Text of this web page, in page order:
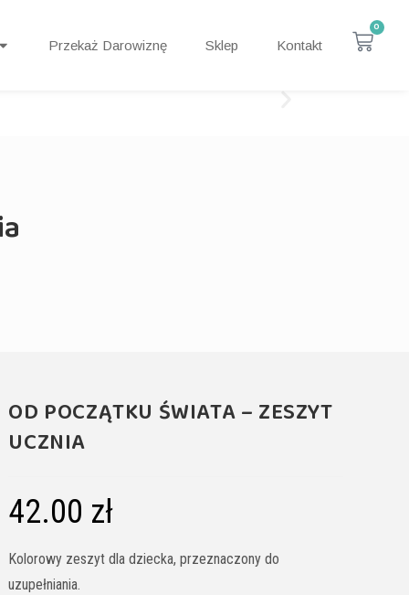
Przekaż Darowiznę Sklep Kontakt
0
OD POCZĄTKU ŚWIATA – ZESZYT
UCZNIA
42.00 zł
Kolorowy zeszyt dla dziecka, przeznaczony do
uzupełniania.